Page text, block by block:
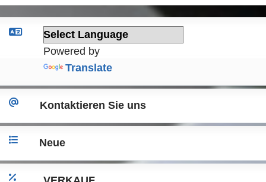
Powered by
Translate
Kontaktieren Sie uns
Neue